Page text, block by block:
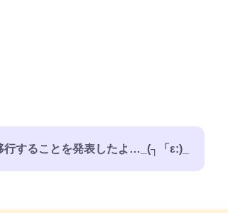
することを発表したよ…_(┐「ε:)_